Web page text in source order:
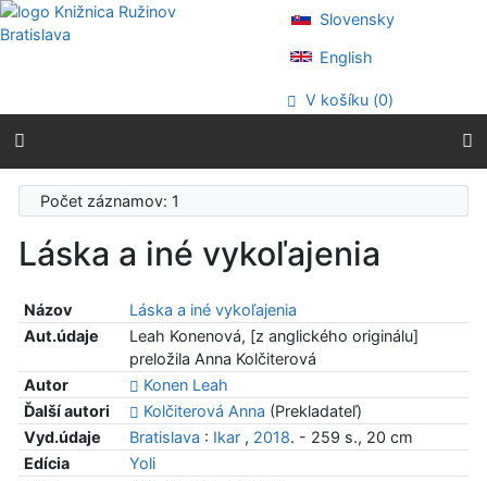
Prejsť na obsah
Prejsť na menu
Prehlásenie o webovej prístupnosti
Slovensky
English
V košíku (0)
Počet záznamov: 1
Láska a iné vykoľajenia
Názov
Láska a iné vykoľajenia
Aut.údaje
Leah Konenová, [z anglického originálu]
preložila Anna Kolčiterová
Autor
Konen Leah
Ďalší autori
Kolčiterová Anna (Prekladateľ)
Vyd.údaje
Bratislava : Ikar, 2018. - 259 s., 20 cm
Edícia
Yoli